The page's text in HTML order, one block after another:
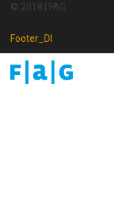
© 2018 | FAG
Footer_DI